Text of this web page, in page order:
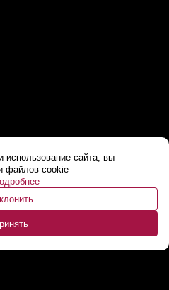
использование сайта, вы
файлов cookieслужба
оперативно...